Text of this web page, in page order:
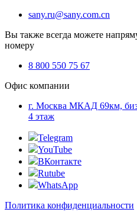
sany.ru@sany.com.cn
Вы также всегда можете
номеру
8 800 550 75 67
Офис компании
г. Москва МКАД 69км,
4 этаж
Telegram
YouTube
ВКонтакте
Rutube
WhatsApp
Политика конфиденциальности